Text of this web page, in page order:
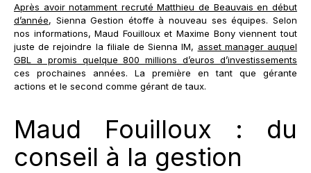
Après avoir notamment recruté Matthieu de Beauvais en début
d’année, Sienna Gestion étoffe à nouveau ses équipes. Selon
nos informations, Maud Fouilloux et Maxime Bony viennent tout
juste de rejoindre la filiale de Sienna IM, asset manager auquel
GBL a promis quelque 800 millions d’euros d’investissements
ces prochaines années. La première en tant que gérante
actions et le second comme gérant de taux.
Maud Fouilloux : du
conseil à la gestion